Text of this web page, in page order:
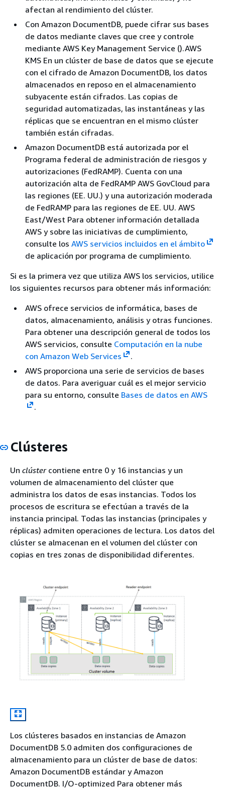
afectan al rendimiento del clúster.
Con Amazon DocumentDB, puede cifrar sus bases
de datos mediante claves que cree y controle
mediante AWS Key Management Service ().AWS
KMS En un clúster de base de datos que se ejecute
con el cifrado de Amazon DocumentDB, los datos
almacenados en reposo en el almacenamiento
subyacente están cifrados. Las copias de
seguridad automatizadas, las instantáneas y las
réplicas que se encuentran en el mismo clúster
también están cifradas.
Amazon DocumentDB está autorizada por el
Programa federal de administración de riesgos y
autorizaciones (FedRAMP). Cuenta con una
autorización alta de FedRAMP AWS GovCloud para
las regiones (EE. UU.) y una autorización moderada
de FedRAMP para las regiones de EE. UU. AWS
East/West Para obtener información detallada
AWS y sobre las iniciativas de cumplimiento,
consulte los AWS servicios incluidos en el ámbito
de aplicación por programa de cumplimiento.
Si es la primera vez que utiliza AWS los servicios, utilice
los siguientes recursos para obtener más información:
AWS ofrece servicios de informática, bases de
datos, almacenamiento, análisis y otras funciones.
Para obtener una descripción general de todos los
AWS servicios, consulte Computación en la nube
con Amazon Web Services
.
AWS proporciona una serie de servicios de bases
de datos. Para averiguar cuál es el mejor servicio
para su entorno, consulte Bases de datos en AWS
.
Clústeres
Un clústercontiene entre 0 y 16 instancias y un
volumen de almacenamiento del clúster que
administra los datos de esas instancias. Todos los
procesos de escritura se efectúan a través de la
instancia principal. Todas las instancias (principales y
réplicas) admiten operaciones de lectura. Los datos del
clúster se almacenan en el volumen del clúster con
copias en tres zonas de disponibilidad diferentes.
Los clústeres basados en instancias de Amazon
DocumentDB 5.0 admiten dos configuraciones de
almacenamiento para un clúster de base de datos:
Amazon DocumentDB estándar y Amazon
DocumentDB. I/O-optimized Para obtener más